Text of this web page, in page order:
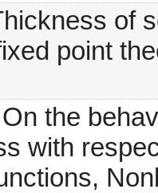
of
point
the
with